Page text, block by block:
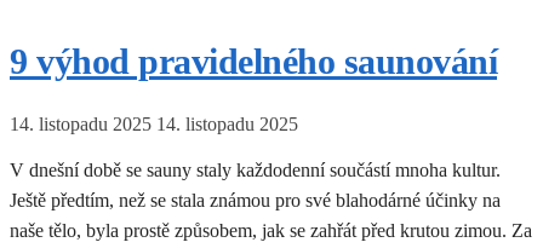
9 výhod pravidelného saunování
14. listopadu 2025 14. listopadu 2025
V dnešní době se sauny staly každodenní součástí mnoha kultur.
Ještě předtím, než se stala známou pro své blahodárné účinky na
naše tělo, byla prostě způsobem, jak se zahřát před krutou zimou. Za